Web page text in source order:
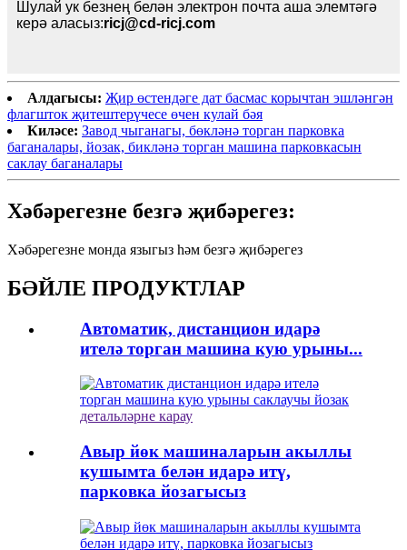
Шулай ук ​​безнең белән электрон почта аша элемтәгә
керә аласыз:ricj@cd-ricj.com
Алдагысы: Җир өстендәге дат басмас корычтан эшләнгән
флагшток җитештерүчесе өчен кулай бәя
Киләсе: Завод чыганагы, бөкләнә торган парковка
баганалары, йозак, бикләнә торган машина парковкасын
саклау баганалары
Хәбәрегезне безгә җибәрегез:
Хәбәрегезне монда языгыз һәм безгә җибәрегез
БӘЙЛЕ ПРОДУКТЛАР
Автоматик, дистанцион идарә
ителә торган машина кую урыны...
детальләрне карау
Авыр йөк машиналарын акыллы
кушымта белән идарә итү,
парковка йозагысыз